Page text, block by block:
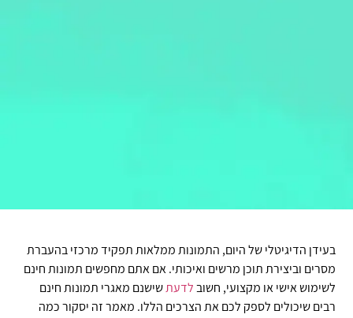
בעידן הדיגיטלי של היום, התמונות ממלאות תפקיד מרכזי בהעברת
מסרים וביצירת תוכן מרשים ואיכותי. אם אתם מחפשים תמונות חינם
לשימוש אישי או מקצועי, חשובלדעתשישנם מאגרי תמונות חינם
רבים שיכולים לספק לכם את הצרכים הללו. מאמר זה יסקור כמה